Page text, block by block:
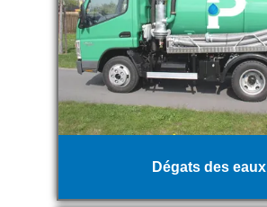
Dégats des eaux